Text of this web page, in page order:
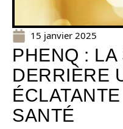
15 janvier 2025
PHENQ : LA
DERRIÈRE
SANTÉ